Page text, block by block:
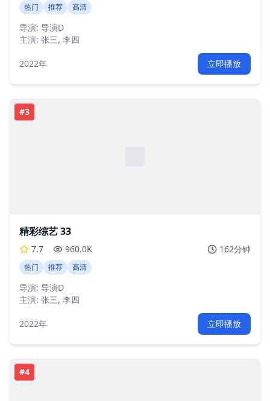
热门 推荐 高清
导演: 导演D
主演: 张三, 李四
2022年 立即播放
#3
精彩综艺 33
7.7 960.0K 162分钟
热门 推荐 高清
导演: 导演D
主演: 张三, 李四
2022年 立即播放
#4